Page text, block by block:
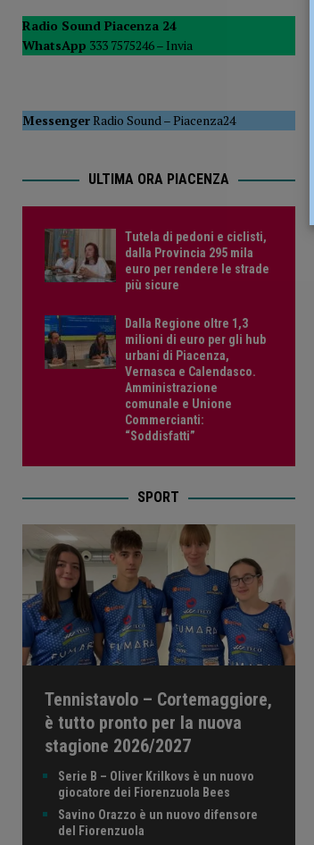
POLITICA
[ 5 Agosto 2026 ] Caldo estremo e
Radio Sound Piacenza 24
WhatsApp 333 7575246 – Invia
MessengerRadio Sound–Piacenza24
ULTIMA ORA PIACENZA
Tutela di pedoni e ciclisti,
dalla Provincia 295 mila
euro per rendere le strade
più sicure
Dalla Regione oltre 1,3
milioni di euro per gli hub
urbani di Piacenza,
Vernasca e Calendasco.
Amministrazione
comunale e Unione
Commercianti:
“Soddisfatti”
SPORT
Tennistavolo – Cortemaggiore,
è tutto pronto per la nuova
stagione 2026/2027
Serie B – Oliver Krilkovs è un nuovo
giocatore dei Fiorenzuola Bees
Savino Orazzo è un nuovo difensore
del Fiorenzuola